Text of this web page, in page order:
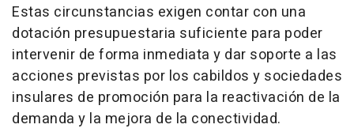
Estas circunstancias exigen contar con una
dotación presupuestaria suficiente para poder
intervenir de forma inmediata y dar soporte a las
acciones previstas por los cabildos y sociedades
insulares de promoción para la reactivación de la
demanda y la mejora de la conectividad.